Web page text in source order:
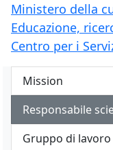
Ministero della
Educazione,
Centro per i
Mission
Responsabile
Gruppo di lavoro